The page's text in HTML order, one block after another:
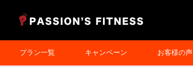
プラン一覧 キャンペーン お客様の声